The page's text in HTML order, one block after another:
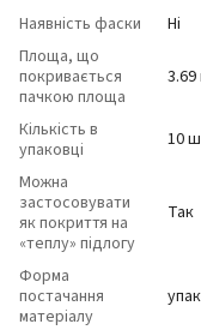
Наявність фаски
Ні
Площа, що
покривається
пачкою площа
3.69
Кількість в
упаковці
10
Можна
застосовувати
як покриття на
«теплу» підлогу
Так
Форма
постачання
матеріалу